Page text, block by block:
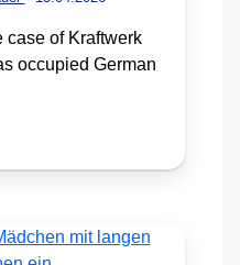
case of Kraftwerk
occupied German